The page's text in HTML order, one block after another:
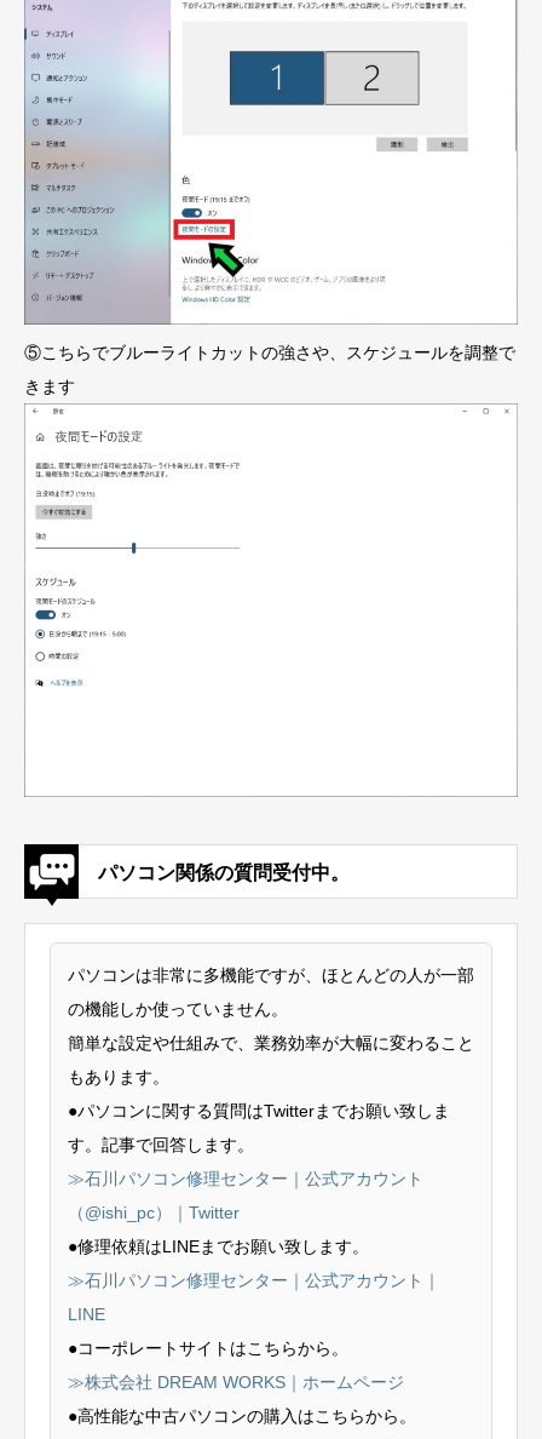
⑤こちらでブルーライトカットの強さや、スケジュールを調整で
きます
パソコン関係の質問受付中。
パソコンは非常に多機能ですが、ほとんどの人が一部
の機能しか使っていません。
簡単な設定や仕組みで、業務効率が大幅に変わること
もあります。
●パソコンに関する質問はTwitterまでお願い致しま
す。記事で回答します。
≫石川パソコン修理センター｜公式アカウント
（@ishi_pc）｜Twitter
●修理依頼はLINEまでお願い致します。
≫石川パソコン修理センター｜公式アカウント｜
LINE
●コーポレートサイトはこちらから。
≫株式会社 DREAM WORKS｜ホームページ
●高性能な中古パソコンの購入はこちらから。